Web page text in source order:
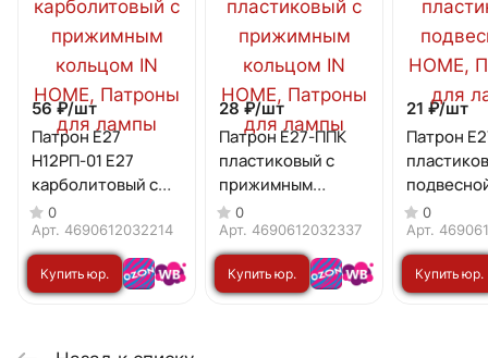
56 ₽/шт
Патрон Е27
Н12РП-01 Е27
карболитовый с
прижимным
кольцом IN HOME
0
Арт. 4690612032214
Купить юр.
28 ₽/шт
Патрон Е27-ППК
пластиковый с
прижимным
кольцом IN HOME
0
Арт. 4690612032337
Купить юр.
21 ₽/шт
Патрон
HOME
0
Арт.
Купить юр.